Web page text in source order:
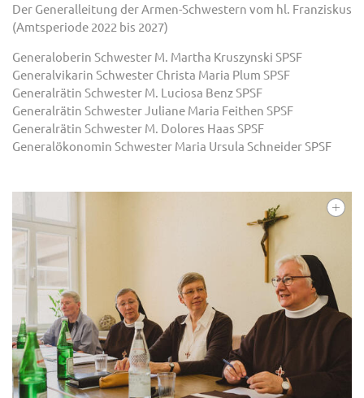
Der Generalleitung der Armen-Schwestern vom hl. Franziskus
(Amtsperiode 2022 bis 2027)
Generaloberin Schwester M. Martha Kruszynski SPSF
Generalvikarin Schwester Christa Maria Plum SPSF
Generalrätin Schwester M. Luciosa Benz SPSF
Generalrätin Schwester Juliane Maria Feithen SPSF
Generalrätin Schwester M. Dolores Haas SPSF
Generalökonomin Schwester Maria Ursula Schneider SPSF